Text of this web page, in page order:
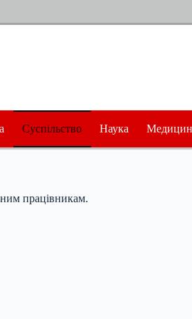
Суспільство Наука
працівникам.